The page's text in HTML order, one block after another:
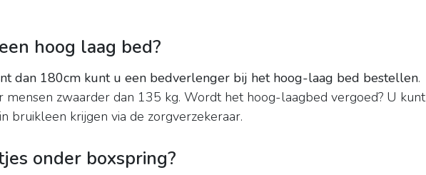
hoog laag bed?
dan 180cm kunt u een bedverlenger bij het hoog-laag bed bestellen.
mensen zwaarder dan 135 kg. Wordt het hoog-laagbed vergoed? U kunt
bruikleen krijgen via de zorgverzekeraar.
onder boxspring?